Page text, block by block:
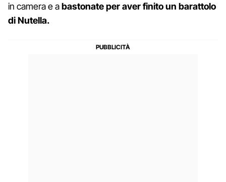
in camera e abastonate per aver finito un barattolo
di Nutella.